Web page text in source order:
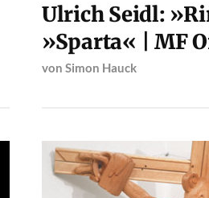
Ulrich Seidl:
»Sparta« | MF
von Simon Hauck